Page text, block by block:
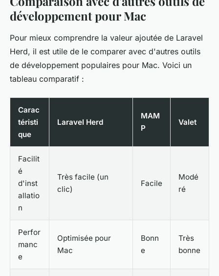
développement pour Mac
Pour mieux comprendre la valeur ajoutée de Laravel
Herd, il est utile de le comparer avec d'autres outils
de développement populaires pour Mac. Voici un
tableau comparatif :
Carac
téristi
que
Laravel Herd
MAM
P
Valet
Facilit
é
d'inst
allatio
n
Très facile (un
clic)
Facile
Modé
ré
Perfor
manc
e
Optimisée pour
Mac
Bonn
e
Très
bonne